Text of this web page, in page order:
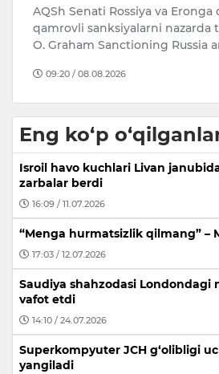
AQSh Senati Rossiya va
qamrovli sanksiyalarni nazarda
O. Graham Sanctioning Russia
09:20 / 08.08.2026
Eng ko‘p
Isroil havo kuchlari Livan
zarbalar berdi
16:09 / 11.07.2026
“Menga hurmatsizlik qilmang” –
17:03 / 12.07.2026
Saudiya shahzodasi Londondagi
vafot etdi
14:10 / 24.07.2026
Superkompyuter JCH g‘olibligi
yangiladi